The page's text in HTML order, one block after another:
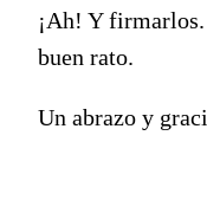
¡Ah! Y firmarlos.
buen rato.
Un abrazo y